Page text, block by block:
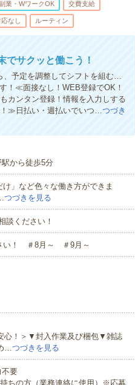
業・WワークOK 交費支給
なし ルーティン
でサクッと働こう！
、予定を調整してシフトを組む…
！≪面接なし！WEB登録でOK！
カンタン登録！情報を入力しする
！≫日払い・週払いでいつ…つづき
から徒歩5分
」など色々な働き方ができま
つづきを見る
談ください！
い！ ＃8月～ ＃9月～
心！＞▼封入作業及び梱包▼雑誌
…つづきを見る
要
ちの方（業務連絡に使用）※応募